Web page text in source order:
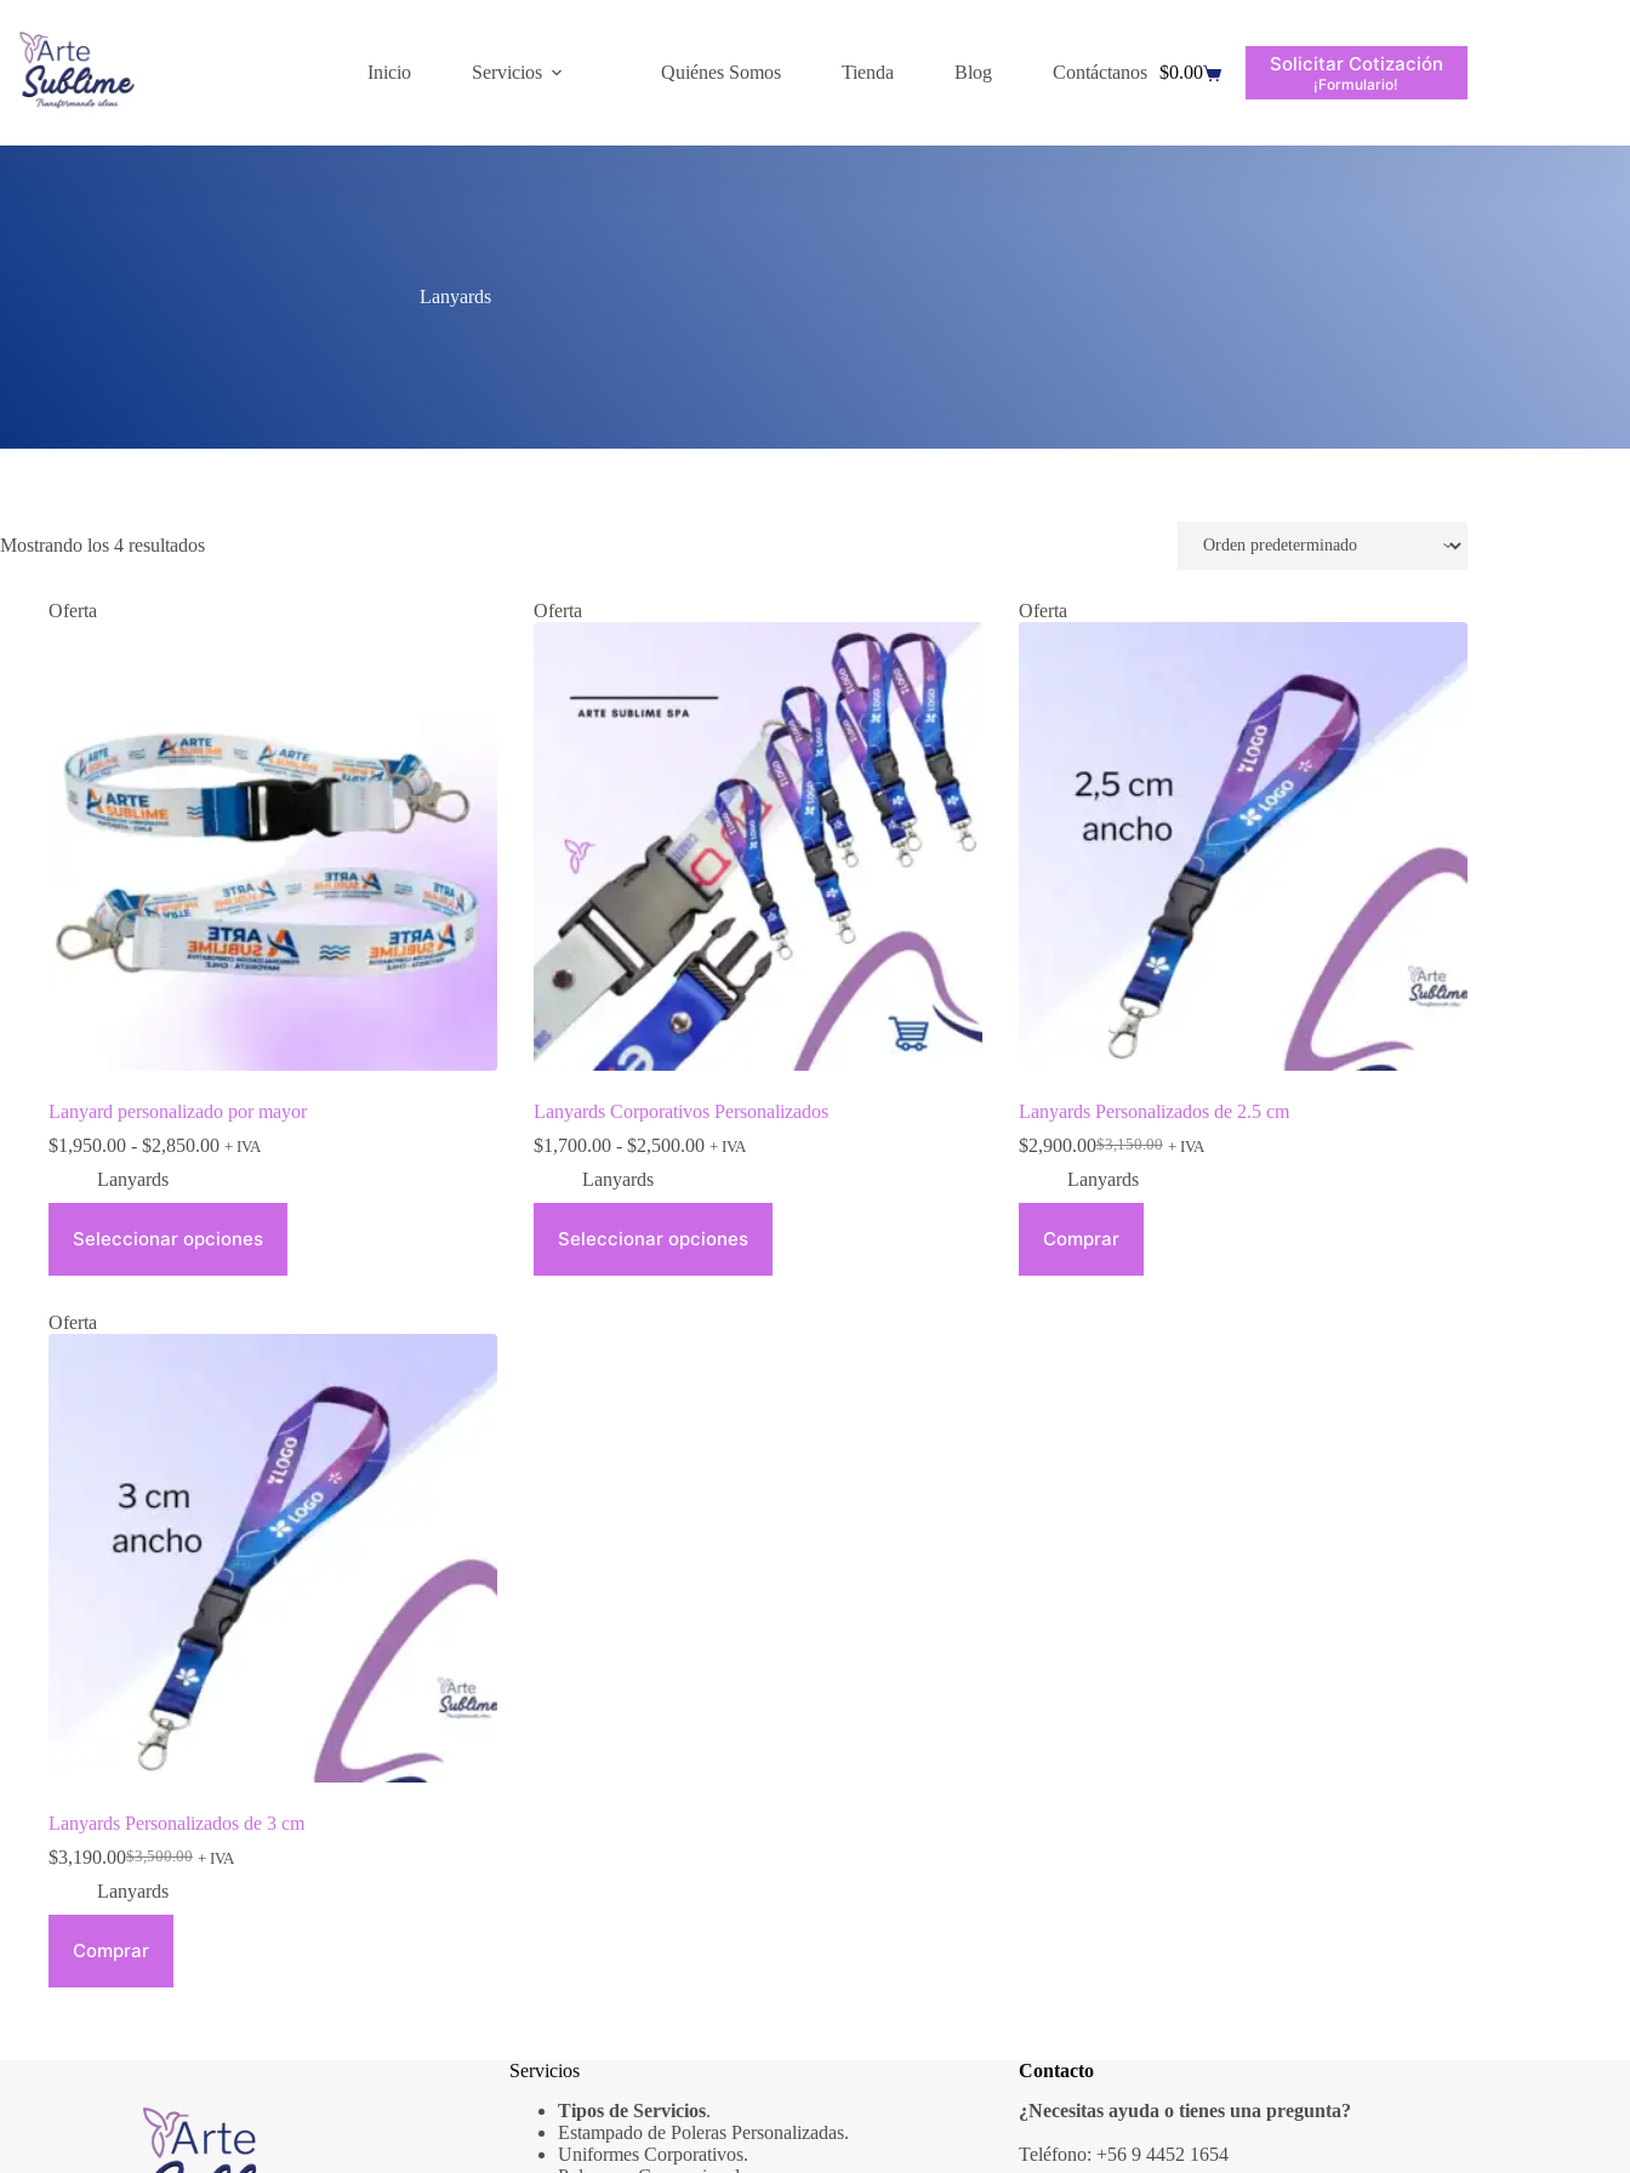
Inicio Servicios Quiénes Somos Tienda Blog Contáctanos $0.00 Solicitar Cotización
¡Formulario!
Lanyards
Mostrando los 4 resultados
Oferta
Lanyard personalizado por mayor
$1,950.00 - $2,850.00 + IVA
Lanyards
Seleccionar opciones
Oferta
Lanyards Corporativos Personalizados
$1,700.00 - $2,500.00 + IVA
Lanyards
Seleccionar opciones
Oferta
Lanyards Personalizados de 2.5 cm
$3,150.00
$2,900.00 + IVA
Lanyards
Comprar
Oferta
Lanyards Personalizados de 3 cm
$3,500.00
$3,190.00 + IVA
Lanyards
Comprar
Servicios
Tipos de Servicios.
Estampado de Poleras Personalizadas.
Uniformes Corporativos.
Contacto
¿Necesitas ayuda o tienes una pregunta?
Teléfono: +56 9 4452 1654